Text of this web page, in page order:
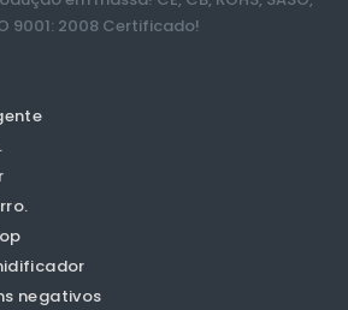
P & D de 30 engenheiros. Somos
OEM! 3.000 PCs por dia de
CB, ROHS, SASO, CQC, CCC Aproval &